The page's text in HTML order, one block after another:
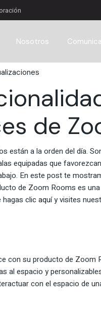
Nosotros
de
están a la orden del día.
equipadas que
En este post te
de Zoom Rooms es
hagas clic aquíy visites
con su producto de Zoom
al espacio y
con el espacio de